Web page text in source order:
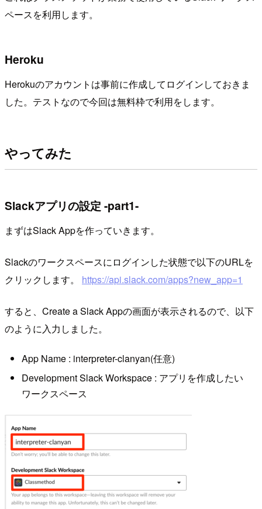
ペースを利用します。
Heroku
Herokuのアカウントは事前に作成してログインしておきま
した。テストなので今回は無料枠で利用をします。
やってみた
Slackアプリの設定 -part1-
まずはSlack Appを作っていきます。
Slackのワークスペースにログインした状態で以下のURLを
クリックします。 https://api.slack.com/apps?new_app=1
すると、Create a Slack Appの画面が表示されるので、以下
のように入力しました。
App Name : interpreter-clanyan(任意)
Development Slack Workspace : アプリを作成したい
ワークスペース